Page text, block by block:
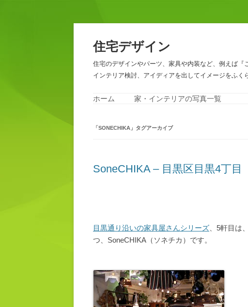
住宅デザイン
住宅のデザインやパーツ、家具や内装など、例えば
インテリア検討、アイディアを出してイメージをふく
ホーム 家・インテリアの写真一覧
「SONECHIKA 」タグアーカイブ
SoneCHIKA – 目黒区目黒4丁目
目黒通り沿いの家具屋さんシリーズ 、5軒目は
つ、SoneCHIKA（ソネチカ）です。